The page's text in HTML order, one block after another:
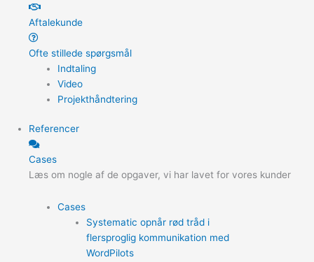
Aftalekunde
Ofte stillede spørgsmål
Indtaling
Video
Projekthåndtering
Referencer
Cases
Læs om nogle af de opgaver, vi har lavet for vores kunder
Cases
Systematic opnår rød tråd i
flersproglig kommunikation med
WordPilots